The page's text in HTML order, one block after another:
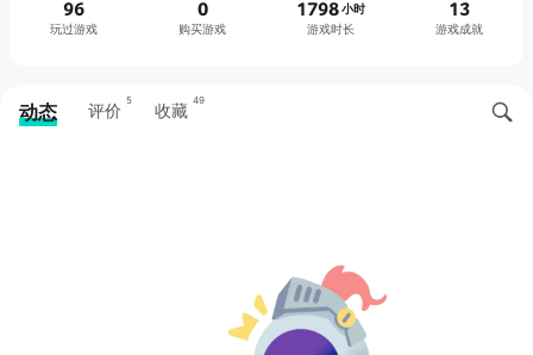
96
玩过游戏
0
购买游戏
1798小时
游戏时长
13
游戏成就
动态 评价 5 收藏 49